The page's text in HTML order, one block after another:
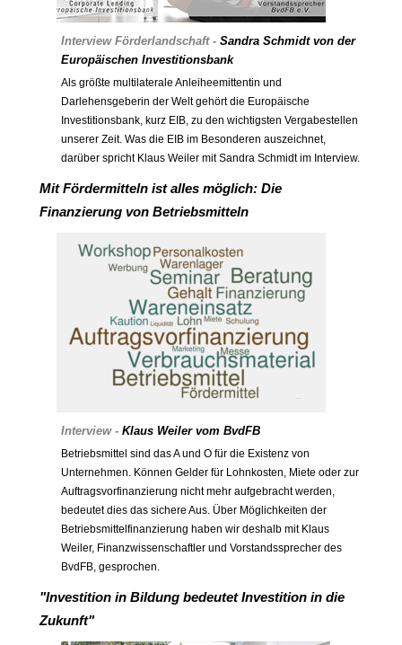
Interview Förderlandschaft -Sandra Schmidtvon der
Europäischen Investitionsbank
Als größte multilaterale Anleiheemittentin und
Darlehensgeberin der Welt gehört die Europäische
Investitionsbank, kurz EIB, zu den wichtigsten Vergabestellen
unserer Zeit. Was die EIB im Besonderen auszeichnet,
darüber spricht Klaus Weiler mit Sandra Schmidt im Interview.
Mit Fördermitteln ist alles möglich: Die
Finanzierung von Betriebsmitteln
Interview - Klaus Weiler vom BvdFB
Betriebsmittel sind das A und O für die Existenz von
Unternehmen. Können Gelder für Lohnkosten, Miete oder zur
Auftragsvorfinanzierung nicht mehr aufgebracht werden,
bedeutet dies das sichere Aus. Über Möglichkeiten der
Betriebsmittelfinanzierung haben wir deshalb mit Klaus
Weiler, Finanzwissenschaftler und Vorstandssprecher des
BvdFB, gesprochen.
"Investition in Bildung bedeutet Investition in die
Zukunft"